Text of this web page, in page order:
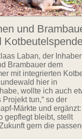
und
Laban, der
Brambauer dem
mit integrierten
hier in
wollte ich auch
tun,“ so der
Märkte und
gepflegt bleibt, stellt
gern die